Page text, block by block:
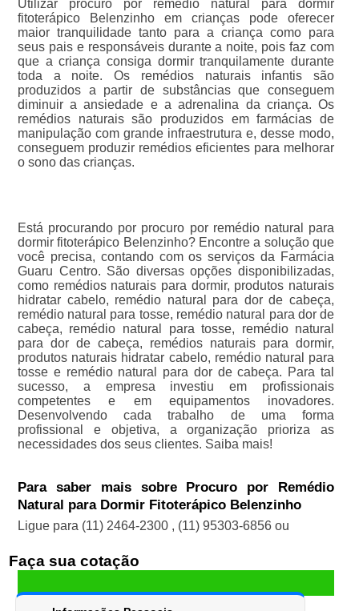
Utilizar procuro por remédio natural para dormir
fitoterápico Belenzinho em crianças pode oferecer
maior tranquilidade tanto para a criança como para
seus pais e responsáveis durante a noite, pois faz com
que a criança consiga dormir tranquilamente durante
toda a noite. Os remédios naturais infantis são
produzidos a partir de substâncias que conseguem
diminuir a ansiedade e a adrenalina da criança. Os
remédios naturais são produzidos em farmácias de
manipulação com grande infraestrutura e, desse modo,
conseguem produzir remédios eficientes para melhorar
o sono das crianças.
Está procurando por procuro por remédio natural para
dormir fitoterápico Belenzinho? Encontre a solução que
você precisa, contando com os serviços da Farmácia
Guaru Centro. São diversas opções disponibilizadas,
como remédios naturais para dormir, produtos naturais
hidratar cabelo, remédio natural para dor de cabeça,
remédio natural para tosse, remédio natural para dor de
cabeça, remédio natural para tosse, remédio natural
para dor de cabeça, remédios naturais para dormir,
produtos naturais hidratar cabelo, remédio natural para
tosse e remédio natural para dor de cabeça. Para tal
sucesso, a empresa investiu em profissionais
competentes e em equipamentos inovadores.
Desenvolvendo cada trabalho de uma forma
profissional e objetiva, a organização prioriza as
necessidades dos seus clientes. Saiba mais!
Para saber mais sobre Procuro por Remédio
Natural para Dormir Fitoterápico Belenzinho
Ligue para (11) 2464-2300 , (11) 95303-6856 ou
Faça sua cotação